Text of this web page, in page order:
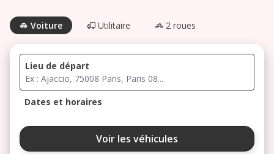
Voiture Utilitaire 2 roues
Lieu de départ
Dates et horaires
août 2026
ma me
Voir les véhicules